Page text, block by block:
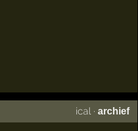
ical ·archief